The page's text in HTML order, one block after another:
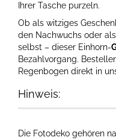
Ihrer Tasche purzeln.
Ob als witziges
den Nachwuchs oder
selbst – dieser Einhorn-
Bezahlvorgang.
Regenbogen direkt in
Hinweis:
Die Fotodeko gehören